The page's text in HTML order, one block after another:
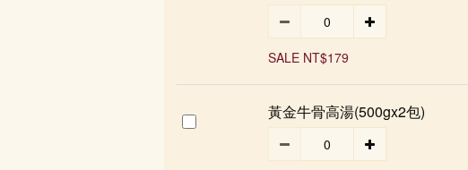
SALE NT$179
黃金牛骨高湯(500gx2包)